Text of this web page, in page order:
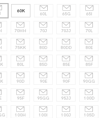
60K
60L 65G 65I
70HH 70J 70JJ 70L
75KK 80D 80DD 80E
80L 85D 85E 85F
90D 90E 90F 90GG
95F 95GG 95JJ 100D
100H 100I 100J 105D